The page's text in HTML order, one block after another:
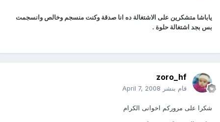
ياباشا متشكرين على الاشتغالة ده انا صدقة وكنت منسجم وخالص وانسجمت
بس بجد اشتغالة حلوة .
zoro_hf
قام بنشر April 7, 2008
شكرا على مروركم اخوانى الكرام